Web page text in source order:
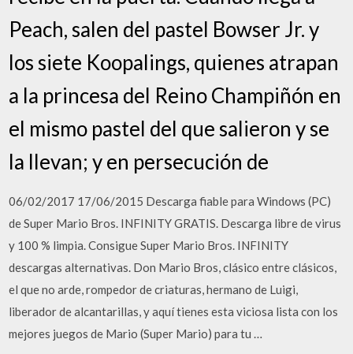
Peach, salen del pastel Bowser Jr. y
los siete Koopalings, quienes atrapan
a la princesa del Reino Champiñón en
el mismo pastel del que salieron y se
la llevan; y en persecución de
06/02/2017 17/06/2015 Descarga fiable para Windows (PC)
de Super Mario Bros. INFINITY GRATIS. Descarga libre de virus
y 100 % limpia. Consigue Super Mario Bros. INFINITY
descargas alternativas. Don Mario Bros, clásico entre clásicos,
el que no arde, rompedor de criaturas, hermano de Luigi,
liberador de alcantarillas, y aquí tienes esta viciosa lista con los
mejores juegos de Mario (Super Mario) para tu …